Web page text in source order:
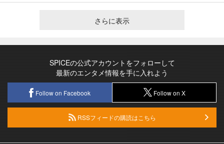
さらに表示
SPICEの公式アカウントをフォローして
最新のエンタメ情報を手に入れよう
Follow on Facebook Follow on X
RSSフィードの購読はこちら